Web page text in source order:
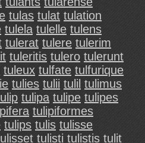
tulas tulat tulation
tulela tulelle tulens
tulerat tulere tulerim
tuleritis tulero tulerunt
tuleux tulfate tulfurique
tulies tulii tulil tulimus
tulipa tulipe tulipes
tulipiformes
tulips tulis tulisse
tulisti tulistis tulit